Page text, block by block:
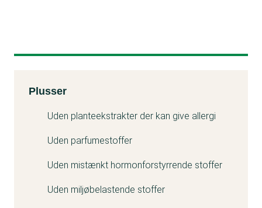
Kemitest
Plusser
Uden planteekstrakter der kan give allergi
Uden parfumestoffer
Uden mistænkt hormonforstyrrende stoffer
Uden miljøbelastende stoffer